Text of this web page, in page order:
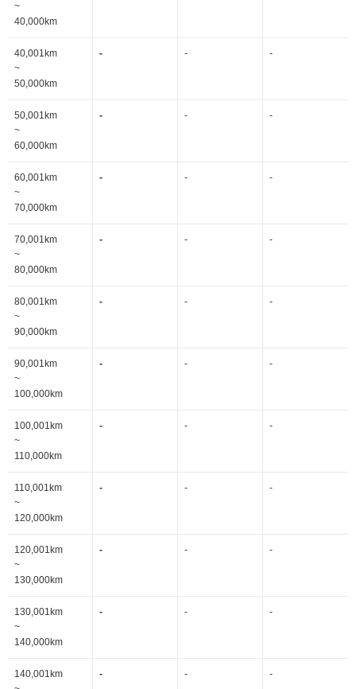
~
40,000km
40,001km
~
50,000km
- - -
50,001km
~
60,000km
- - -
60,001km
~
70,000km
- - -
70,001km
~
80,000km
- - -
80,001km
~
90,000km
- - -
90,001km
~
100,000km
- - -
100,001km
~
110,000km
- - -
110,001km
~
120,000km
- - -
120,001km
~
130,000km
- - -
130,001km
~
140,000km
- - -
140,001km
- - -